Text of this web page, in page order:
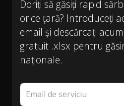
Doriți să găsiți rapid
orice țară? Introduceți
email și descărcați
gratuit .xlsx pentru
naționale.
Email de serviciu